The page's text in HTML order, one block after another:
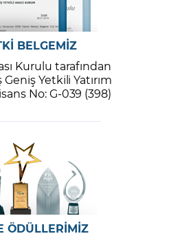
BELGEMİZ
Kurulu tarafından
Yetkili Yatırım
No: G-039 (398)
ÖDÜLLERİMİZ